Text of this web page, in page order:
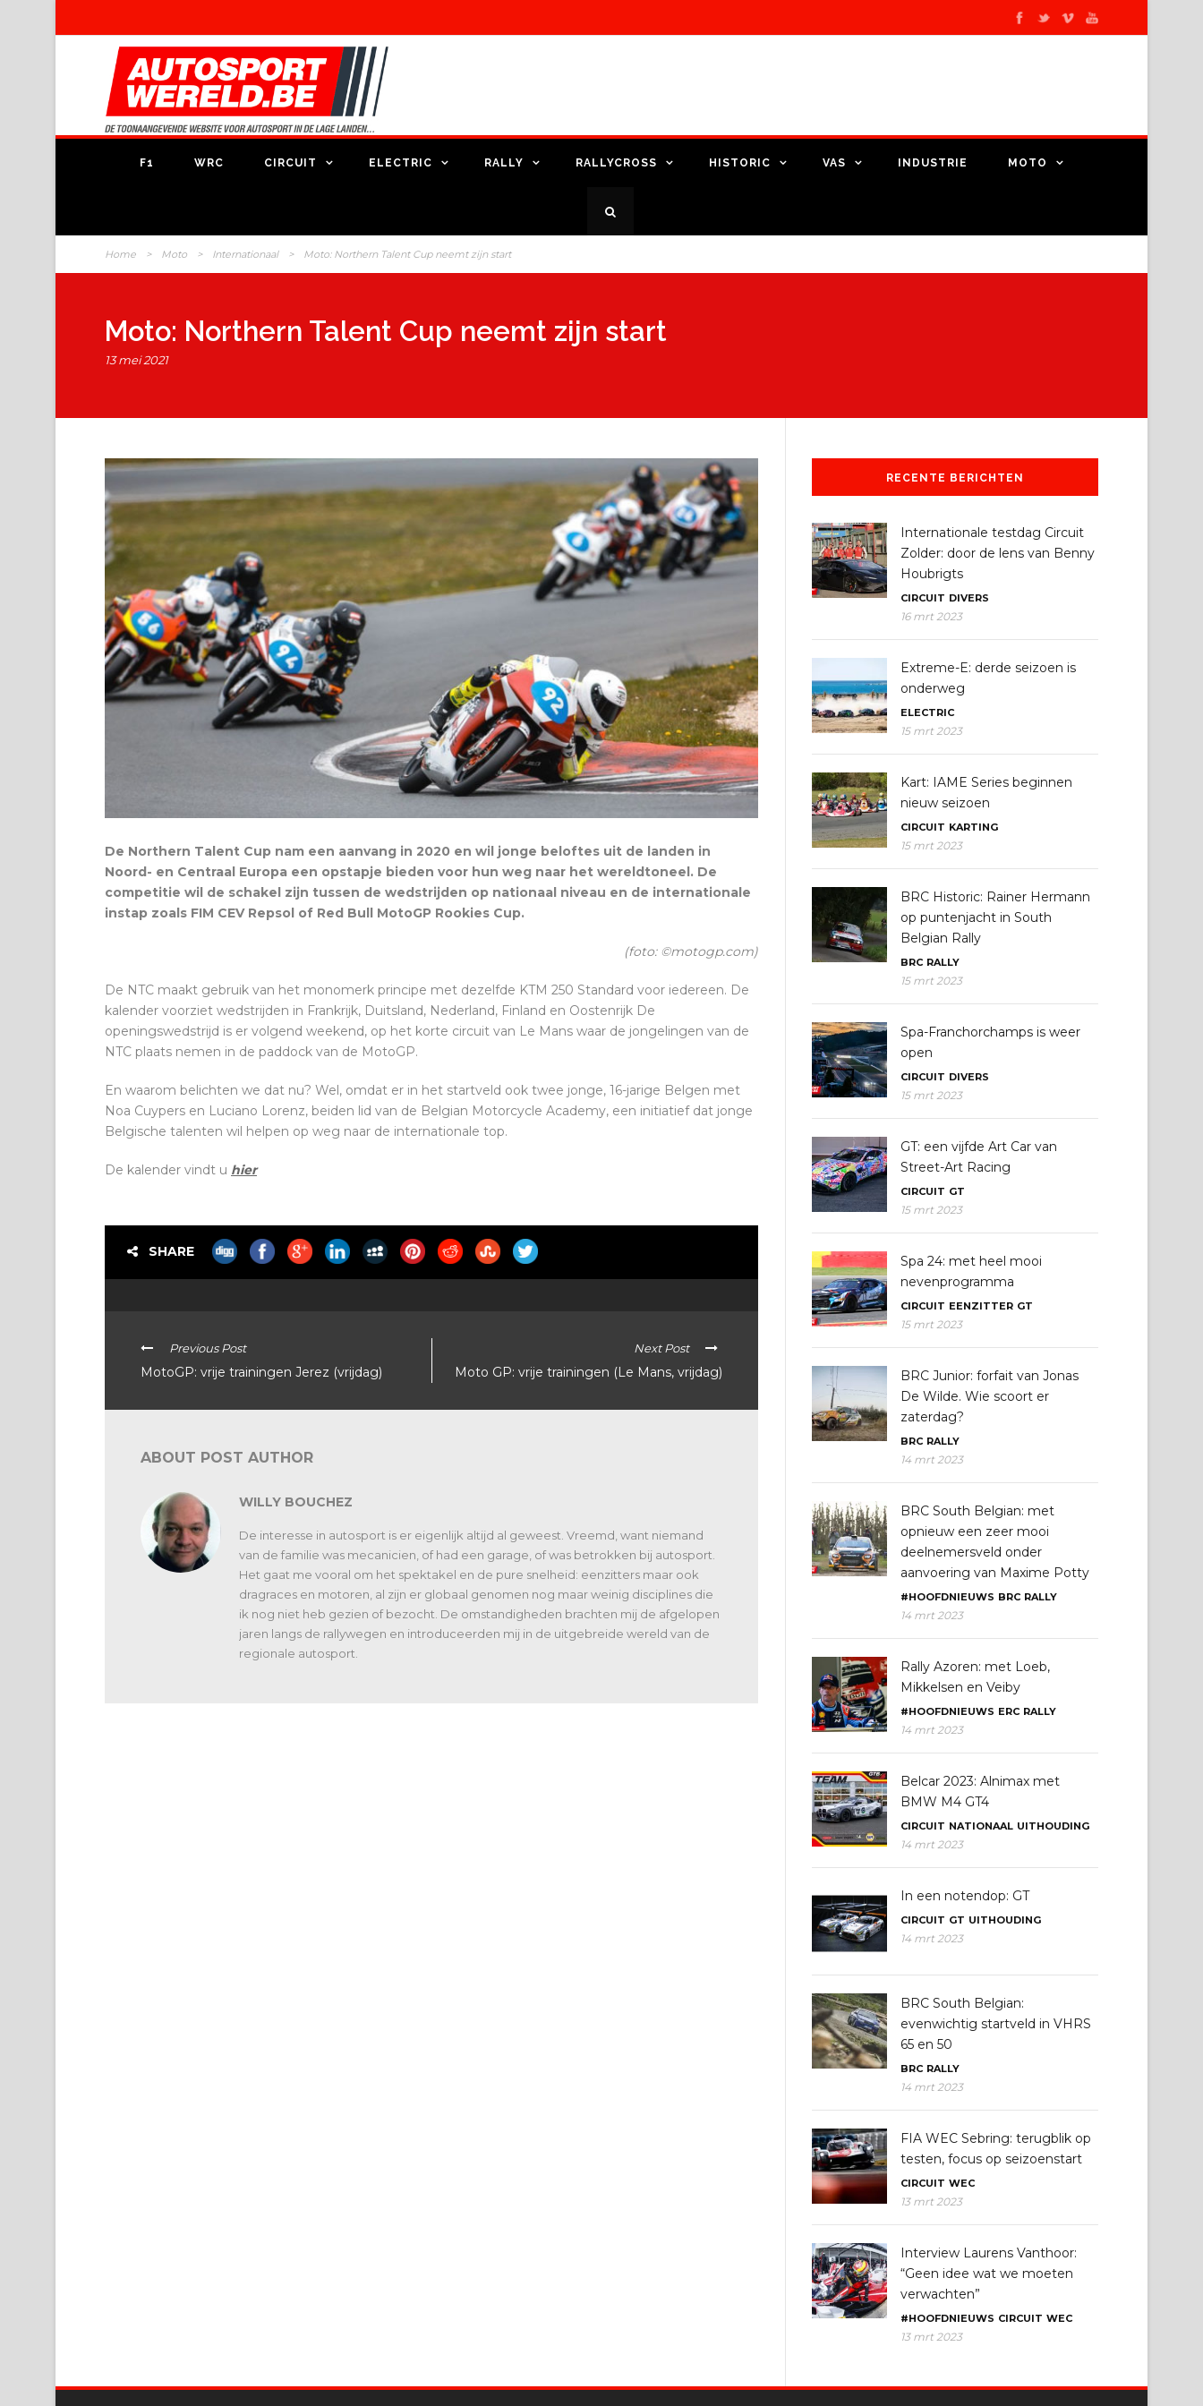
F1 WRC CIRCUIT ELECTRIC RALLY RALLYCROSS HISTORIC VAS INDUSTRIE MOTO
Home > Moto > Internationaal > Moto: Northern Talent Cup neemt zijn start
Moto: Northern Talent Cup neemt zijn start
13 mei 2021
De Northern Talent Cup nam een aanvang in 2020 en wil jonge beloftes uit de landen in
Noord- en Centraal Europa een opstapje bieden voor hun weg naar het wereldtoneel. De
competitie wil de schakel zijn tussen de wedstrijden op nationaal niveau en de internationale
instap zoals FIM CEV Repsol of Red Bull MotoGP Rookies Cup.
(foto: ©motogp.com)
De NTC maakt gebruik van het monomerk principe met dezelfde KTM 250 Standard voor iedereen. De
kalender voorziet wedstrijden in Frankrijk, Duitsland, Nederland, Finland en Oostenrijk De
openingswedstrijd is er volgend weekend, op het korte circuit van Le Mans waar de jongelingen van de
NTC plaats nemen in de paddock van de MotoGP.
En waarom belichten we dat nu? Wel, omdat er in het startveld ook twee jonge, 16-jarige Belgen met
Noa Cuypers en Luciano Lorenz, beiden lid van de Belgian Motorcycle Academy, een initiatief dat jonge
Belgische talenten wil helpen op weg naar de internationale top.
De kalender vindt u hier
SHARE
Previous Post
MotoGP: vrije trainingen Jerez (vrijdag)
Next Post
Moto GP: vrije trainingen (Le Mans, vrijdag)
ABOUT POST AUTHOR
WILLY BOUCHEZ
De interesse in autosport is er eigenlijk altijd al geweest. Vreemd, want niemand
van de familie was mecanicien, of had een garage, of was betrokken bij autosport.
Het gaat me vooral om het spektakel en de pure snelheid: eenzitters maar ook
dragraces en motoren, al zijn er globaal genomen nog maar weinig disciplines die
ik nog niet heb gezien of bezocht. De omstandigheden brachten mij de afgelopen
jaren langs de rallywegen en introduceerden mij in de uitgebreide wereld van de
regionale autosport.
RECENTE BERICHTEN
Internationale testdag Circuit
Zolder: door de lens van Benny
Houbrigts
CIRCUIT DIVERS
16 mrt 2023
Extreme-E: derde seizoen is
onderweg
ELECTRIC
15 mrt 2023
Kart: IAME Series beginnen
nieuw seizoen
CIRCUIT KARTING
15 mrt 2023
BRC Historic: Rainer Hermann
op puntenjacht in South
Belgian Rally
BRC RALLY
15 mrt 2023
Spa-Franchorchamps is weer
open
CIRCUIT DIVERS
15 mrt 2023
GT: een vijfde Art Car van
Street-Art Racing
CIRCUIT GT
15 mrt 2023
Spa 24: met heel mooi
nevenprogramma
CIRCUIT EENZITTER GT
15 mrt 2023
BRC Junior: forfait van Jonas
De Wilde. Wie scoort er
zaterdag?
BRC RALLY
14 mrt 2023
BRC South Belgian: met
opnieuw een zeer mooi
deelnemersveld onder
aanvoering van Maxime Potty
#HOOFDNIEUWS BRC RALLY
14 mrt 2023
Rally Azoren: met Loeb,
Mikkelsen en Veiby
#HOOFDNIEUWS ERC RALLY
14 mrt 2023
Belcar 2023: Alnimax met
BMW M4 GT4
CIRCUIT NATIONAAL UITHOUDING
14 mrt 2023
In een notendop: GT
CIRCUIT GT UITHOUDING
14 mrt 2023
BRC South Belgian:
evenwichtig startveld in VHRS
65 en 50
BRC RALLY
14 mrt 2023
FIA WEC Sebring: terugblik op
testen, focus op seizoenstart
CIRCUIT WEC
13 mrt 2023
Interview Laurens Vanthoor:
“Geen idee wat we moeten
verwachten”
#HOOFDNIEUWS CIRCUIT WEC
13 mrt 2023